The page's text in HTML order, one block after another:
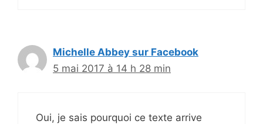
Michelle Abbey sur Facebook
5 mai 2017 à 14 h 28 min
Oui, je sais pourquoi ce texte arrive